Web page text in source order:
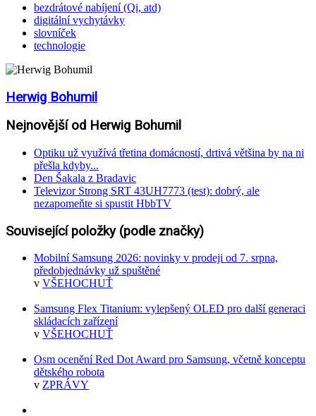
bezdrátové nabíjení (Qi, atd)
digitální vychytávky
slovníček
technologie
Herwig Bohumil
Nejnovější od Herwig Bohumil
Optiku už využívá třetina domácností, drtivá většina by na ni
přešla kdyby...
Den Šakala z Bradavic
Televizor Strong SRT 43UH7773 (test): dobrý, ale
nezapomeňte si spustit HbbTV
Související položky (podle značky)
Mobilní Samsung 2026: novinky v prodeji od 7. srpna,
předobjednávky už spuštěné
v VŠEHOCHUŤ
Samsung Flex Titanium: vylepšený OLED pro další generaci
skládacích zařízení
v VŠEHOCHUŤ
Osm ocenění Red Dot Award pro Samsung, včetně konceptu
dětského robota
v ZPRÁVY